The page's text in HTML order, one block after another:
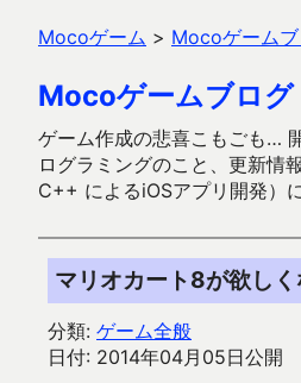
Mocoゲーム > Mocoゲーム
Mocoゲームブログ
ゲーム作成の悲喜こもごも…
ログラミングのこと、更新
C++ によるiOSアプリ開発）
マリオカート8が欲し
分類: ゲーム全般
日付: 2014年04月05日公開